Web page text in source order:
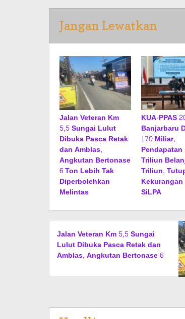
Jangan Lewatkan
Jalan Veteran Km
5,5 Sungai Lulut
Dibuka Pasca Retak
dan Amblas,
Angkutan Bertonase
6 Ton Lebih Tak
Diperbolehkan
Melintas
KUA-PPAS
Banjarbaru
170 Miliar,
Pendapatan
Triliun
Triliun,
SiLPA
Jalan Veteran Km 5,5 Sungai
Lulut Dibuka Pasca Retak dan
Amblas, Angkutan Bertonase 6
Melintas